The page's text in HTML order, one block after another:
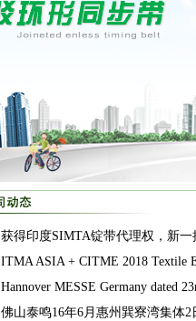
获得印度SIMTA锭带代理权，新
ITMA ASIA + CITME 2018 Textile
Hannover MESSE Germany dated
佛山泰鸣16年6月惠州巽寮湾集体2